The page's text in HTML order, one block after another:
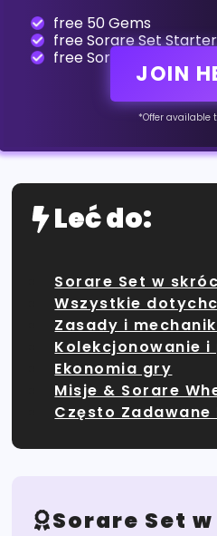
free 50 Gems
free Sorare Set
free Sorare Set Essence
JOIN
*Offer available
Leć do:
Sorare Set w
Wszystkie
Zasady i
Kolekcjonowanie
Ekonomia gry
Misje & Sorare
Często Zadawane
Sorare Set